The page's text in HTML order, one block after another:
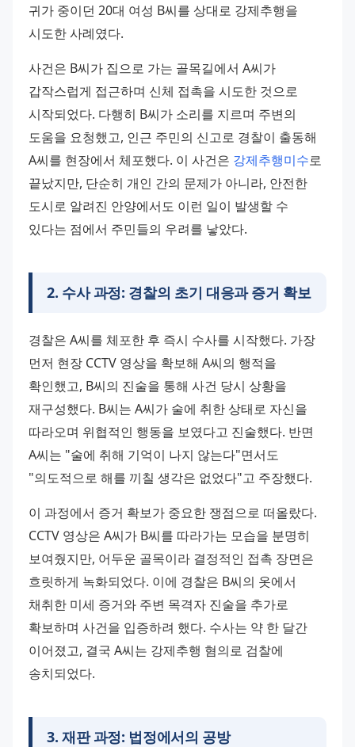
귀가 중이던 20대 여성 B씨를 상대로 강제추행을
시도한 사례였다.
사건은 B씨가 집으로 가는 골목길에서 A씨가
갑작스럽게 접근하며 신체 접촉을 시도한 것으로
시작되었다. 다행히 B씨가 소리를 지르며 주변의
도움을 요청했고, 인근 주민의 신고로 경찰이 출동해
A씨를 현장에서 체포했다. 이 사건은 강제추행미수로
끝났지만, 단순히 개인 간의 문제가 아니라, 안전한
도시로 알려진 안양에서도 이런 일이 발생할 수
있다는 점에서 주민들의 우려를 낳았다.
2. 수사 과정: 경찰의 초기 대응과 증거 확보
경찰은 A씨를 체포한 후 즉시 수사를 시작했다. 가장
먼저 현장 CCTV 영상을 확보해 A씨의 행적을
확인했고, B씨의 진술을 통해 사건 당시 상황을
재구성했다. B씨는 A씨가 술에 취한 상태로 자신을
따라오며 위협적인 행동을 보였다고 진술했다. 반면
A씨는 "술에 취해 기억이 나지 않는다"면서도
"의도적으로 해를 끼칠 생각은 없었다"고 주장했다.
이 과정에서 증거 확보가 중요한 쟁점으로 떠올랐다.
CCTV 영상은 A씨가 B씨를 따라가는 모습을 분명히
보여줬지만, 어두운 골목이라 결정적인 접촉 장면은
흐릿하게 녹화되었다. 이에 경찰은 B씨의 옷에서
채취한 미세 증거와 주변 목격자 진술을 추가로
확보하며 사건을 입증하려 했다. 수사는 약 한 달간
이어졌고, 결국 A씨는 강제추행 혐의로 검찰에
송치되었다.
3. 재판 과정: 법정에서의 공방